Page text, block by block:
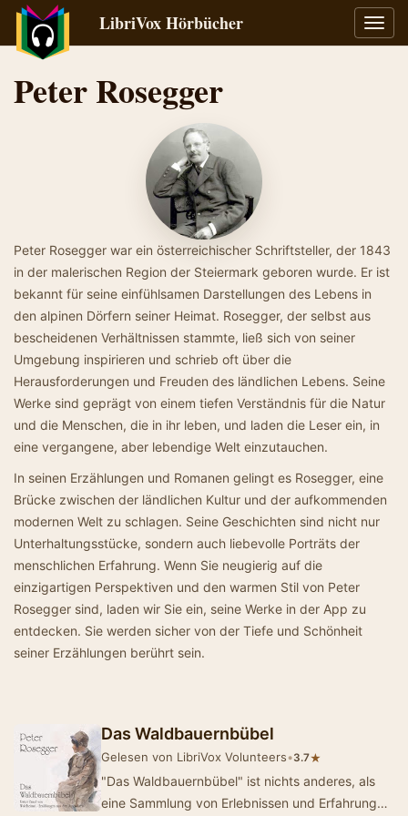
LibriVox Hörbücher
Peter Rosegger
Peter Rosegger war ein österreichischer Schriftsteller, der 1843
in der malerischen Region der Steiermark geboren wurde. Er ist
bekannt für seine einfühlsamen Darstellungen des Lebens in
den alpinen Dörfern seiner Heimat. Rosegger, der selbst aus
bescheidenen Verhältnissen stammte, ließ sich von seiner
Umgebung inspirieren und schrieb oft über die
Herausforderungen und Freuden des ländlichen Lebens. Seine
Werke sind geprägt von einem tiefen Verständnis für die Natur
und die Menschen, die in ihr leben, und laden die Leser ein, in
eine vergangene, aber lebendige Welt einzutauchen.
In seinen Erzählungen und Romanen gelingt es Rosegger, eine
Brücke zwischen der ländlichen Kultur und der aufkommenden
modernen Welt zu schlagen. Seine Geschichten sind nicht nur
Unterhaltungsstücke, sondern auch liebevolle Porträts der
menschlichen Erfahrung. Wenn Sie neugierig auf die
einzigartigen Perspektiven und den warmen Stil von Peter
Rosegger sind, laden wir Sie ein, seine Werke in der App zu
entdecken. Sie werden sicher von der Tiefe und Schönheit
seiner Erzählungen berührt sein.
Das Waldbauernbübel
Gelesen von LibriVox Volunteers•3.7★
"Das Waldbauernbübel" ist nichts anderes, als
eine Sammlung von Erlebnissen und Erfahrungen